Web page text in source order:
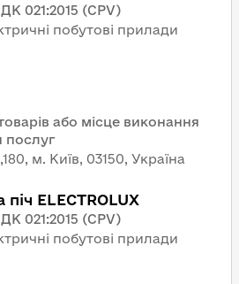
021:2015 (CPV)
побутові прилади
або місце виконання
послуг
м. Київ, 03150, Україна
ELECTROLUX
021:2015 (CPV)
побутові прилади